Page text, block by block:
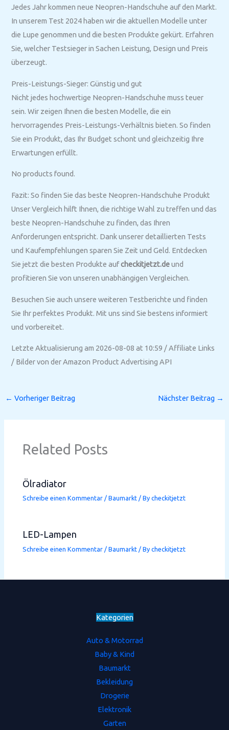
Jedes Jahr kommen neue Neopren-Handschuhe auf den Markt.
In unserem Test 2024 haben wir die aktuellen Modelle unter
die Lupe genommen und die besten Produkte gekürt. Erfahren
Sie, welcher Testsieger in Sachen Leistung, Design und Preis
überzeugt.
Preis-Leistungs-Sieger: Günstig und gut
Nicht jedes hochwertige Neopren-Handschuhe muss teuer
sein. Wir zeigen Ihnen die besten Modelle, die ein
hervorragendes Preis-Leistungs-Verhältnis bieten. So finden
Sie ein Produkt, das Ihr Budget schont und gleichzeitig Ihre
Erwartungen erfüllt.
No products found.
Fazit: So finden Sie das beste Neopren-Handschuhe Produkt
Unser Vergleich hilft Ihnen, die richtige Wahl zu treffen und das
beste Neopren-Handschuhe zu finden, das Ihren
Anforderungen entspricht. Dank unserer detaillierten Tests
und Kaufempfehlungen sparen Sie Zeit und Geld. Entdecken
Sie jetzt die besten Produkte aufcheckitjetzt.deund
profitieren Sie von unseren unabhängigen Vergleichen.
Besuchen Sie auch unsere weiteren Testberichte und finden
Sie Ihr perfektes Produkt. Mit uns sind Sie bestens informiert
und vorbereitet.
Letzte Aktualisierung am 2026-08-08 at 10:59 / Affiliate Links
/ Bilder von der Amazon Product Advertising API
← Vorheriger Beitrag Nächster Beitrag →
Related Posts
Ölradiator
Schreibe einen Kommentar /Baumarkt / Bycheckitjetzt
LED-Lampen
Schreibe einen Kommentar /Baumarkt / Bycheckitjetzt
Kategorien
Auto & Motorrad
Baby & Kind
Baumarkt
Bekleidung
Drogerie
Elektronik
Garten